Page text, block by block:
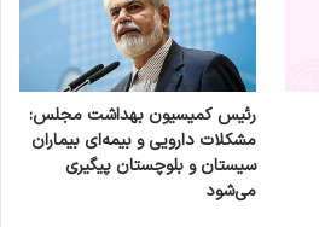
رئیس کمیسیون بهداشت مجلس:
مشکلات دارویی و بیمه‌ای بیماران
سیستان و بلوچستان پیگیری
می‌شود